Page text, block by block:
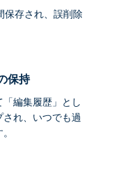
保存され、誤削除
保持
編集履歴」とし
れ、いつでも過